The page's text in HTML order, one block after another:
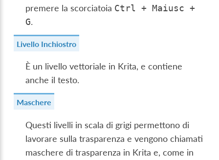
premere la scorciatoia Ctrl + Maiusc
+
G.
Livello Inchiostro
È un livello vettoriale in Krita, e contiene
anche il testo.
Maschere
Questi livelli in scala di grigi permettono di
lavorare sulla trasparenza e vengono chiamati
maschere di trasparenza in Krita e, come in